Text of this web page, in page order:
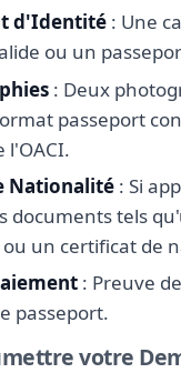
d'Identité : Une
ou un
: Deux
passeport
l'OACI.
Nationalité : Si
documents tels
ou un certificat de
: Preuve
passeport.
votre